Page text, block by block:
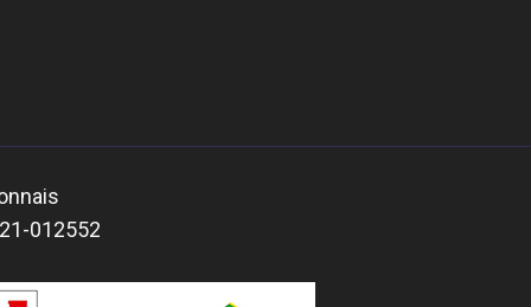
012552